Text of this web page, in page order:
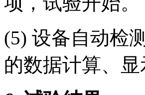
(5) 设备自动检
的数据计算、